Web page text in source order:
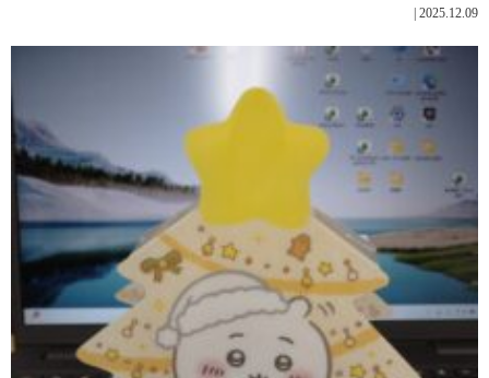
2025.12.09